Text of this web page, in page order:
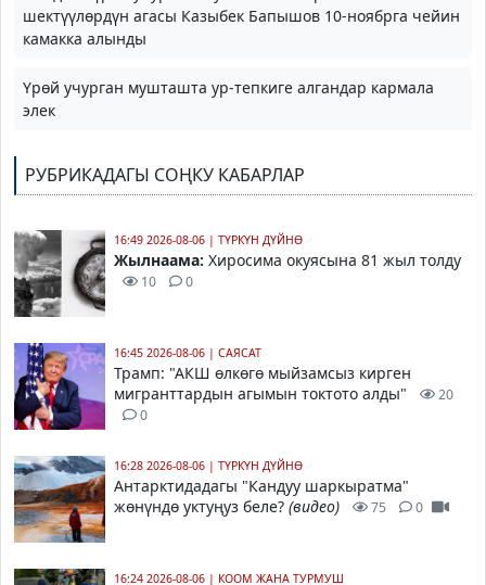
шектүүлөрдүн агасы Казыбек Бапышов 10-ноябрга чейин
камакка алынды
Үрөй учурган мушташта ур-тепкиге алгандар кармала
элек
РУБРИКАДАГЫ СОҢКУ КАБАРЛАР
16:49 2026-08-06 | ТҮРКҮН ДҮЙНӨ
Жылнаама:Хиросима окуясына 81 жыл толду
10 0
16:45 2026-08-06 | САЯСАТ
Трамп: "АКШ өлкөгө мыйзамсыз кирген
мигранттардын агымын токтото алды"
20
0
16:28 2026-08-06 | ТҮРКҮН ДҮЙНӨ
Антарктидадагы "Кандуу шаркыратма"
жөнүндө уктуңуз беле?(видео) 75 0
16:24 2026-08-06 | КООМ ЖАНА ТУРМУШ